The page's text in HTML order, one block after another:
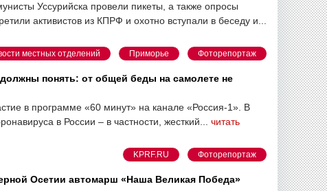
Уссурийска провели пикеты, а также опросы
активистов из КПРФ и охотно вступали в беседу и...
местных отделений Приморье Фоторепортаж
понять: от общей беды на самолете не
в программе «60 минут» на канале «Россия-1». В
в России – в частности, жесткий... читать
KPRF.RU Фоторепортаж
Осетии автомарш «Наша Великая Победа»